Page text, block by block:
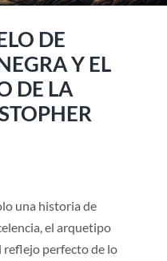
DE
Y EL
DE LA
una historia de
el arquetipo
reflejo perfecto de lo